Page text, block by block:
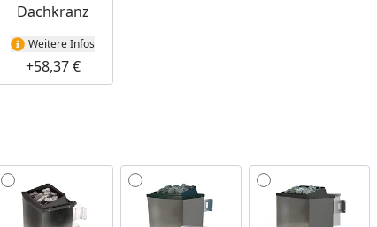
Dachkranz
Weitere Infos
+58,37 €